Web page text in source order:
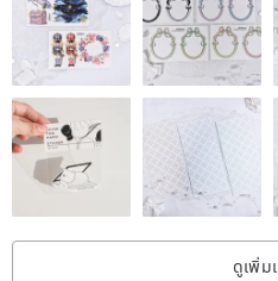
ดูเพิ่ม